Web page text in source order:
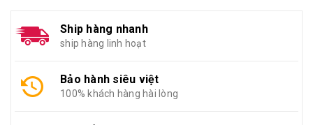
Ship hàng nhanh
ship hàng linh hoạt
Bảo hành siêu việt
100% khách hàng hài lòng